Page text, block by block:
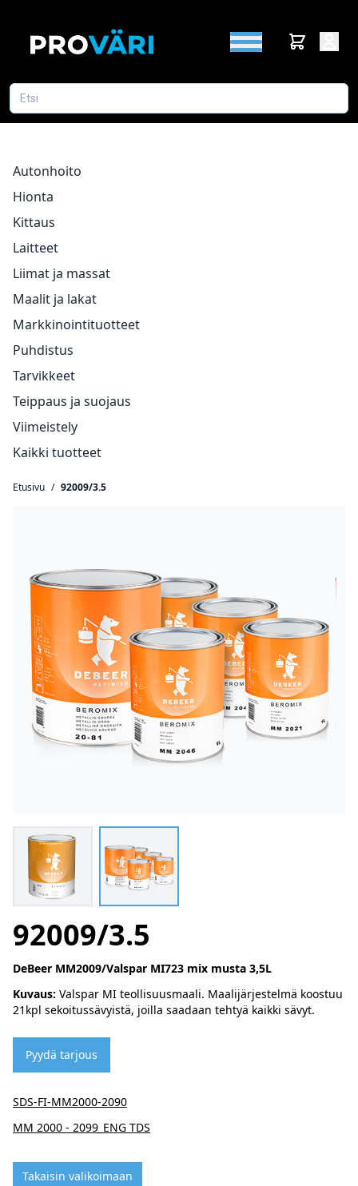
Autonhoito
Hionta
Kittaus
Laitteet
Liimat ja massat
Maalit ja lakat
Markkinointituotteet
Puhdistus
Tarvikkeet
Teippaus ja suojaus
Viimeistely
Kaikki tuotteet
Etusivu / 92009/3.5
92009/3.5
DeBeer MM2009/Valspar MI723 mix musta 3,5L
Kuvaus: Valspar MI teollisuusmaali. Maalijärjestelmä koostuu
21kpl sekoitussävyistä, joilla saadaan tehtyä kaikki sävyt.
Pyydä tarjous
SDS-FI-MM2000-2090
MM 2000 - 2099_ENG TDS
Takaisin valikoimaan